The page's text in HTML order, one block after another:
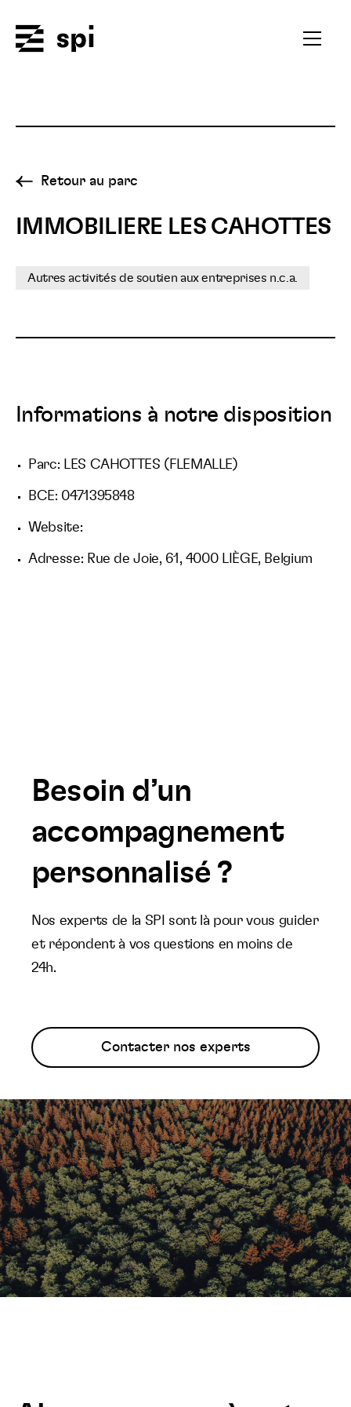
Ouvrir
Retour au parc
IMMOBILIERE LES CAHOTTES
Autres activités de soutien aux entreprises n.c.a.
Informations à notre disposition
Parc: LES CAHOTTES (FLEMALLE)
BCE: 0471395848
Website:
Adresse: Rue de Joie, 61, 4000 LIÈGE, Belgium
Besoin d’un
accompagnement
personnalisé ?
Nos experts de la SPI sont là pour vous guider
et répondent à vos questions en moins de
24h.
Contacter nos experts